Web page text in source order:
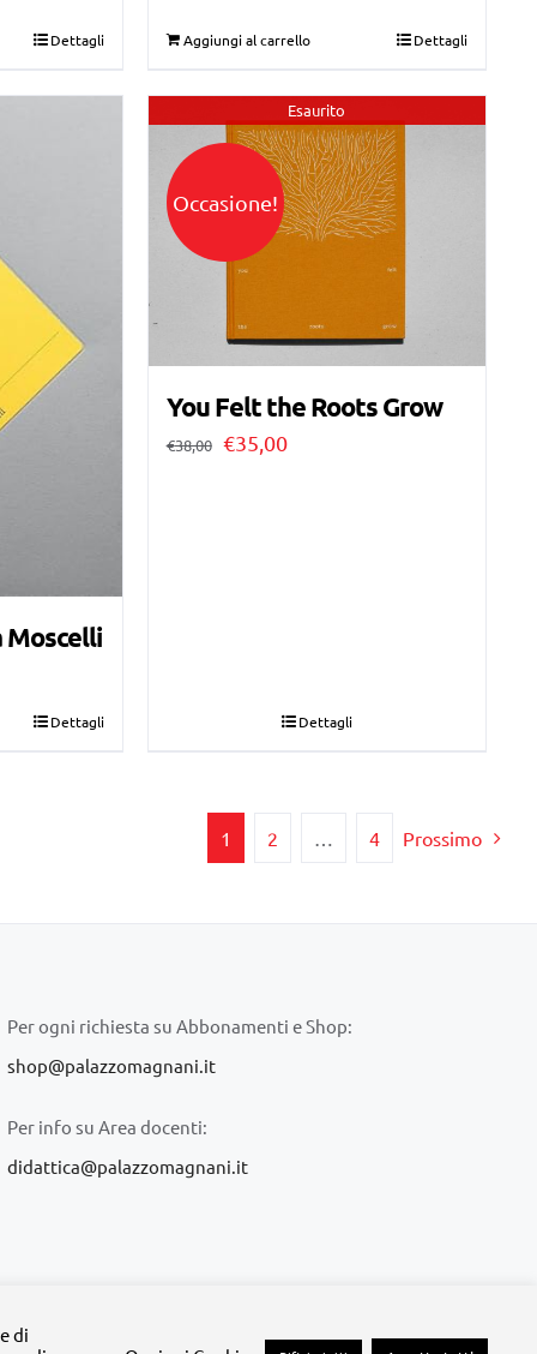
Dettagli
originale
€75,00.
attuale
€40,00.
Aggiungi al carrello Dettagli
Moscelli
Dettagli
Esaurito
Occasione!
You Felt the Roots Grow
€38,00 Il
€35,00Il
Dettagli
1 2 … 4 Prossimo
Per ogni richiesta su Abbonamenti e Shop:
shop@palazzomagnani.it
Per info su Area docenti:
didattica@palazzomagnani.it
di